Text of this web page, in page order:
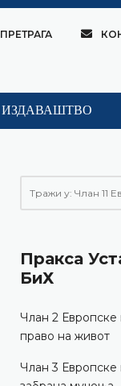
ПРЕТРАГА
ИЗДАВАШТВО
Пракса
БиХ
Члан 2 Европске
право на живот
Члан 3 Европске